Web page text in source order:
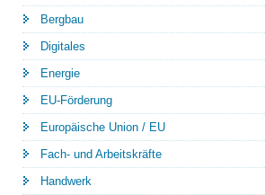
Bergbau
Digitales
Energie
EU-Förderung
Europäische Union / EU
Fach- und Arbeitskräfte
Handwerk